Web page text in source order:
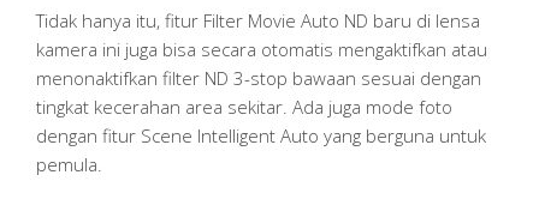
Tidak hanya itu, fitur Filter Movie Auto ND baru di lensa
kamera ini juga bisa secara otomatis mengaktifkan atau
menonaktifkan filter ND 3-stop bawaan sesuai dengan
tingkat kecerahan area sekitar. Ada juga mode foto
dengan fitur Scene Intelligent Auto yang berguna untuk
pemula.